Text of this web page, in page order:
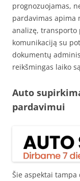
prognozuojamas,
pardavimas apima
analizę, transporto
komunikaciją su
dokumentų
reikšmingas laiko
Auto
pardavimui
Šie aspektai